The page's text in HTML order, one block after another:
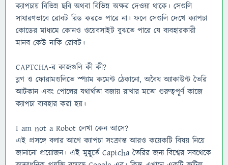
ক্যাপচায় বিভিন্ন ছবি অথবা বিভিন্ন অক্ষর দেওয়া থাকে। সেগুলি
সাধারণভাবে রোবট রিড করতে পারে না। ফলে সেগুলি দেখে ক্যাপচা
কোডের মাধ্যমে কোনও ওয়েবসাইট বুঝতে পারে যে ব্যবহারকারী
মানব কেউ নাকি রোবট।
CAPTCHA-র কাজগুলি কী কী?
ব্লগ ও ফোরামগুলিতে স্প্যাম কমেন্ট ঠেকানো, অবৈধ অ্যাকাউন্ট তৈরি
আটকান এবং পোলের যথার্থতা বজায় রাখার মতো গুরুত্বপূর্ণ কাজে
ক্যাপচা ব্যবহার করা হয়।
I am not a Robot লেখা কেন আসে?
এই প্রসঙ্গে বলার আগে ক্যাপচা সংক্রান্ত আরও কয়েকটি বিষয় নিয়ে
জানানো প্রয়োজন। এই মুহূর্তে Captcha তৈরির জন্য বিশ্বের সবথেকে